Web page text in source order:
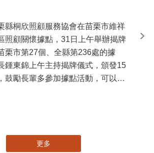
縣桐欣照顧服務協會在苗栗市維祥
照顧關懷據點，31日上午舉辦揭牌
栗市第27個、全縣第236處的據
鍾東錦上午主持揭牌儀式，頒發15
鼓勵長輩多參加據點活動，可以更
苗
更多